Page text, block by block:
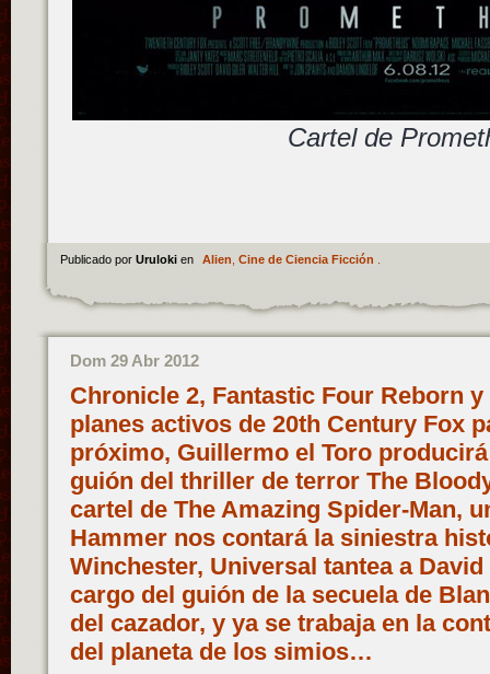
Cartel de
Publicado por Uruloki en Alien Cine de Ciencia Ficción
Dom 29 Abr 2012
Chronicle 2, Fantastic Four Reborn
planes activos de 20th Century Fox
próximo, Guillermo el Toro
guión del thriller de terror The
cartel de The Amazing Spider-Man,
Hammer nos contará la siniestra
Winchester, Universal tantea a
cargo del guión de la secuela de
del cazador, y ya se trabaja en la
del planeta de los simios…